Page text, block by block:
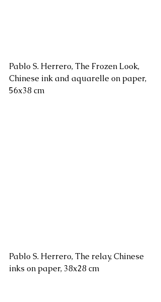
Pablo S. Herrero, The Frozen Look,
Chinese ink and aquarelle on paper,
56x38 cm
Pablo S. Herrero, The relay, Chinese
inks on paper, 38x28 cm